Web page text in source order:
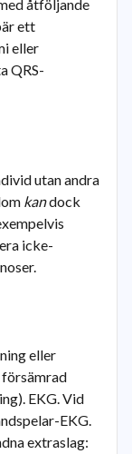
åtföljande
ett
eller
QRS-
utan andra
kandock
icke-
eller
försämrad
EKG. Vid
EKG.
extraslag: